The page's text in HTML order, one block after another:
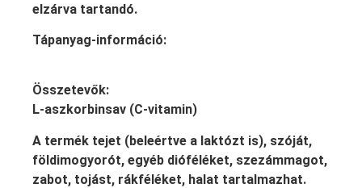
elzárva tartandó.
Tápanyag-információ:
Összetevők:
L-aszkorbinsav (C-vitamin)
A termék tejet (beleértve a laktózt is), szóját,
földimogyorót, egyéb dióféléket, szezámmagot,
zabot, tojást, rákféléket, halat tartalmazhat.